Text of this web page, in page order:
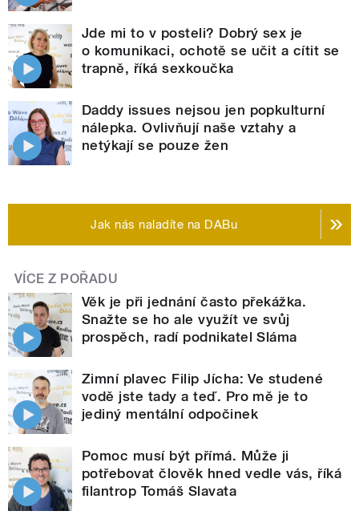
Jde mi to v posteli? Dobrý sex je
o komunikaci, ochotě se učit a cítit se
trapně, říká sexkoučka
Daddy issues nejsou jen popkulturní
nálepka. Ovlivňují naše vztahy a
netýkají se pouze žen
Jak nás naladíte na DABu
VÍCE Z POŘADU
Věk je při jednání často překážka.
Snažte se ho ale využít ve svůj
prospěch, radí podnikatel Sláma
Zimní plavec Filip Jícha: Ve studené
vodě jste tady a teď. Pro mě je to
jediný mentální odpočinek
Pomoc musí být přímá. Může ji
potřebovat člověk hned vedle vás, říká
filantrop Tomáš Slavata